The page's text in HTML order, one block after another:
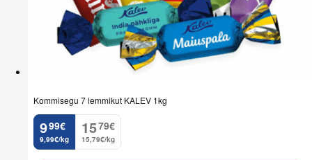
Kommisegu 7 lemmikut KALEV 1kg
9
. 99€
9,99€/kg
15
. 79€
15,79€/kg